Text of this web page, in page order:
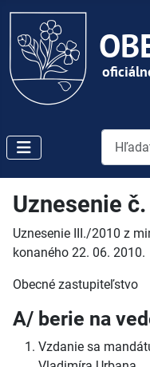
Uznesenie
Uznesenie III./2010 z
konaného 22. 06. 2010.
Obecné zastupiteľstvo
A/ berie na
Vzdanie sa